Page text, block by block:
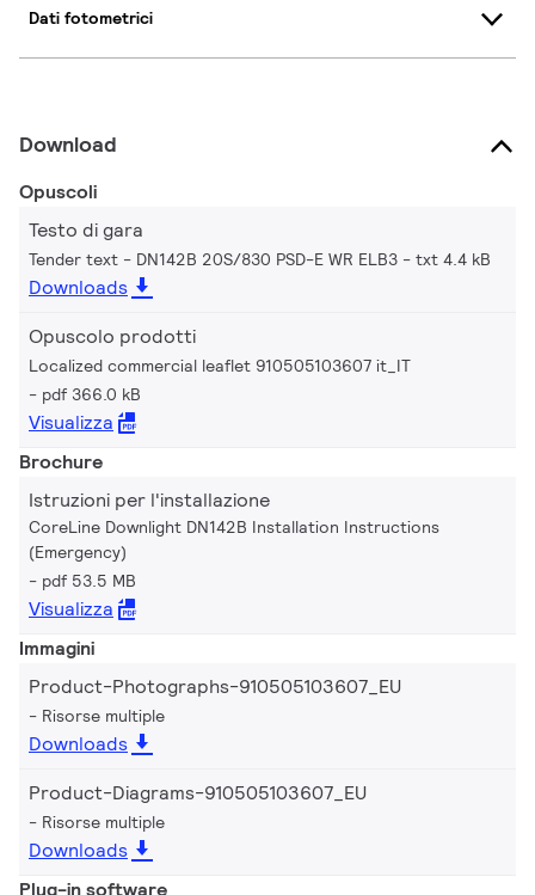
Dati fotometrici
Download
Opuscoli
Testo di gara
Tender text - DN142B 20S/830 PSD-E WR ELB3 txt 4.4 kB
Downloads
Opuscolo prodotti
Localized commercial leaflet 910505103607 it_IT
pdf 366.0 kB
Visualizza
Brochure
Istruzioni per l'installazione
CoreLine Downlight DN142B Installation Instructions
(Emergency)
pdf 53.5 MB
Visualizza
Immagini
Product-Photographs-910505103607_EU
Risorse multiple
Downloads
Product-Diagrams-910505103607_EU
Risorse multiple
Downloads
Plug-in software